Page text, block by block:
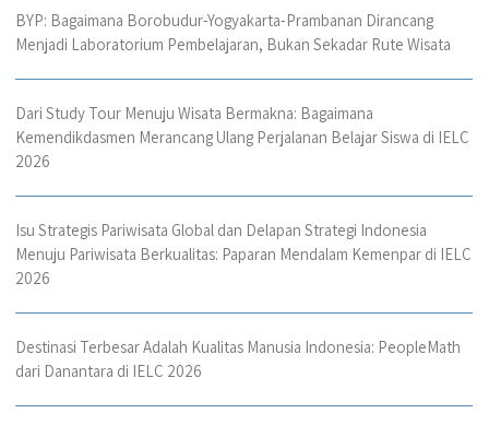
BYP: Bagaimana Borobudur-Yogyakarta-Prambanan Dirancang
Menjadi Laboratorium Pembelajaran, Bukan Sekadar Rute Wisata
Dari Study Tour Menuju Wisata Bermakna: Bagaimana
Kemendikdasmen Merancang Ulang Perjalanan Belajar Siswa di IELC
2026
Isu Strategis Pariwisata Global dan Delapan Strategi Indonesia
Menuju Pariwisata Berkualitas: Paparan Mendalam Kemenpar di IELC
2026
Destinasi Terbesar Adalah Kualitas Manusia Indonesia: PeopleMath
dari Danantara di IELC 2026